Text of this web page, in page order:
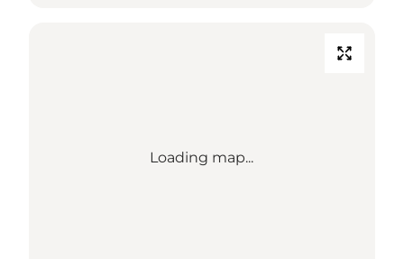
Loading map...